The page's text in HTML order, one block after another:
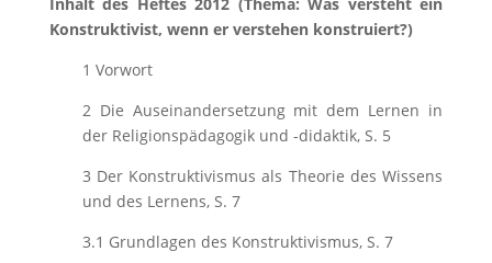
Konstruktivist, wenn er verstehen konstruiert?)
1 Vorwort
2 Die Auseinandersetzung mit dem Lernen in
der Religionspädagogik und -didaktik, S. 5
3 Der Konstruktivismus als Theorie des Wissens
und des Lernens, S. 7
3.1 Grundlagen des Konstruktivismus, S. 7